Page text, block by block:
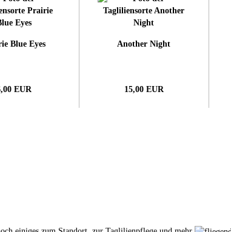
Blue Eyes
EUR
Another Night
15,00 EUR